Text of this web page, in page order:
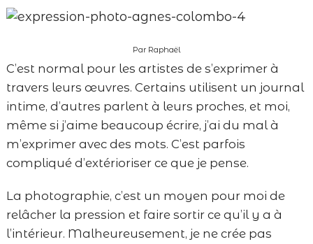
Par Raphaël
C’est normal pour les artistes de s’exprimer à
travers leurs œuvres. Certains utilisent un journal
intime, d’autres parlent à leurs proches, et moi,
même si j’aime beaucoup écrire, j’ai du mal à
m’exprimer avec des mots. C’est parfois
compliqué d’extérioriser ce que je pense.
La photographie, c’est un moyen pour moi de
relâcher la pression et faire sortir ce qu’il y a à
l’intérieur. Malheureusement, je ne crée pas